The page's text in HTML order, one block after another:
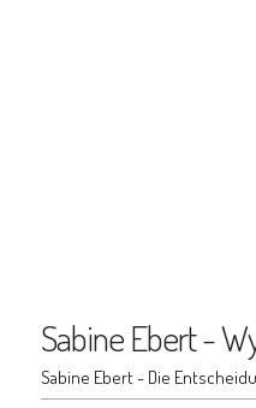
Sabine Ebert -
Sabine Ebert - Die